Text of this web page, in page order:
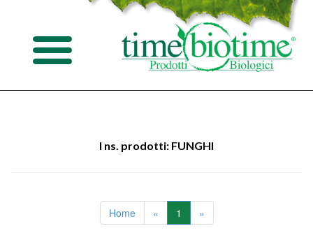
I ns. prodotti: FUNGHI
Home « 1 »